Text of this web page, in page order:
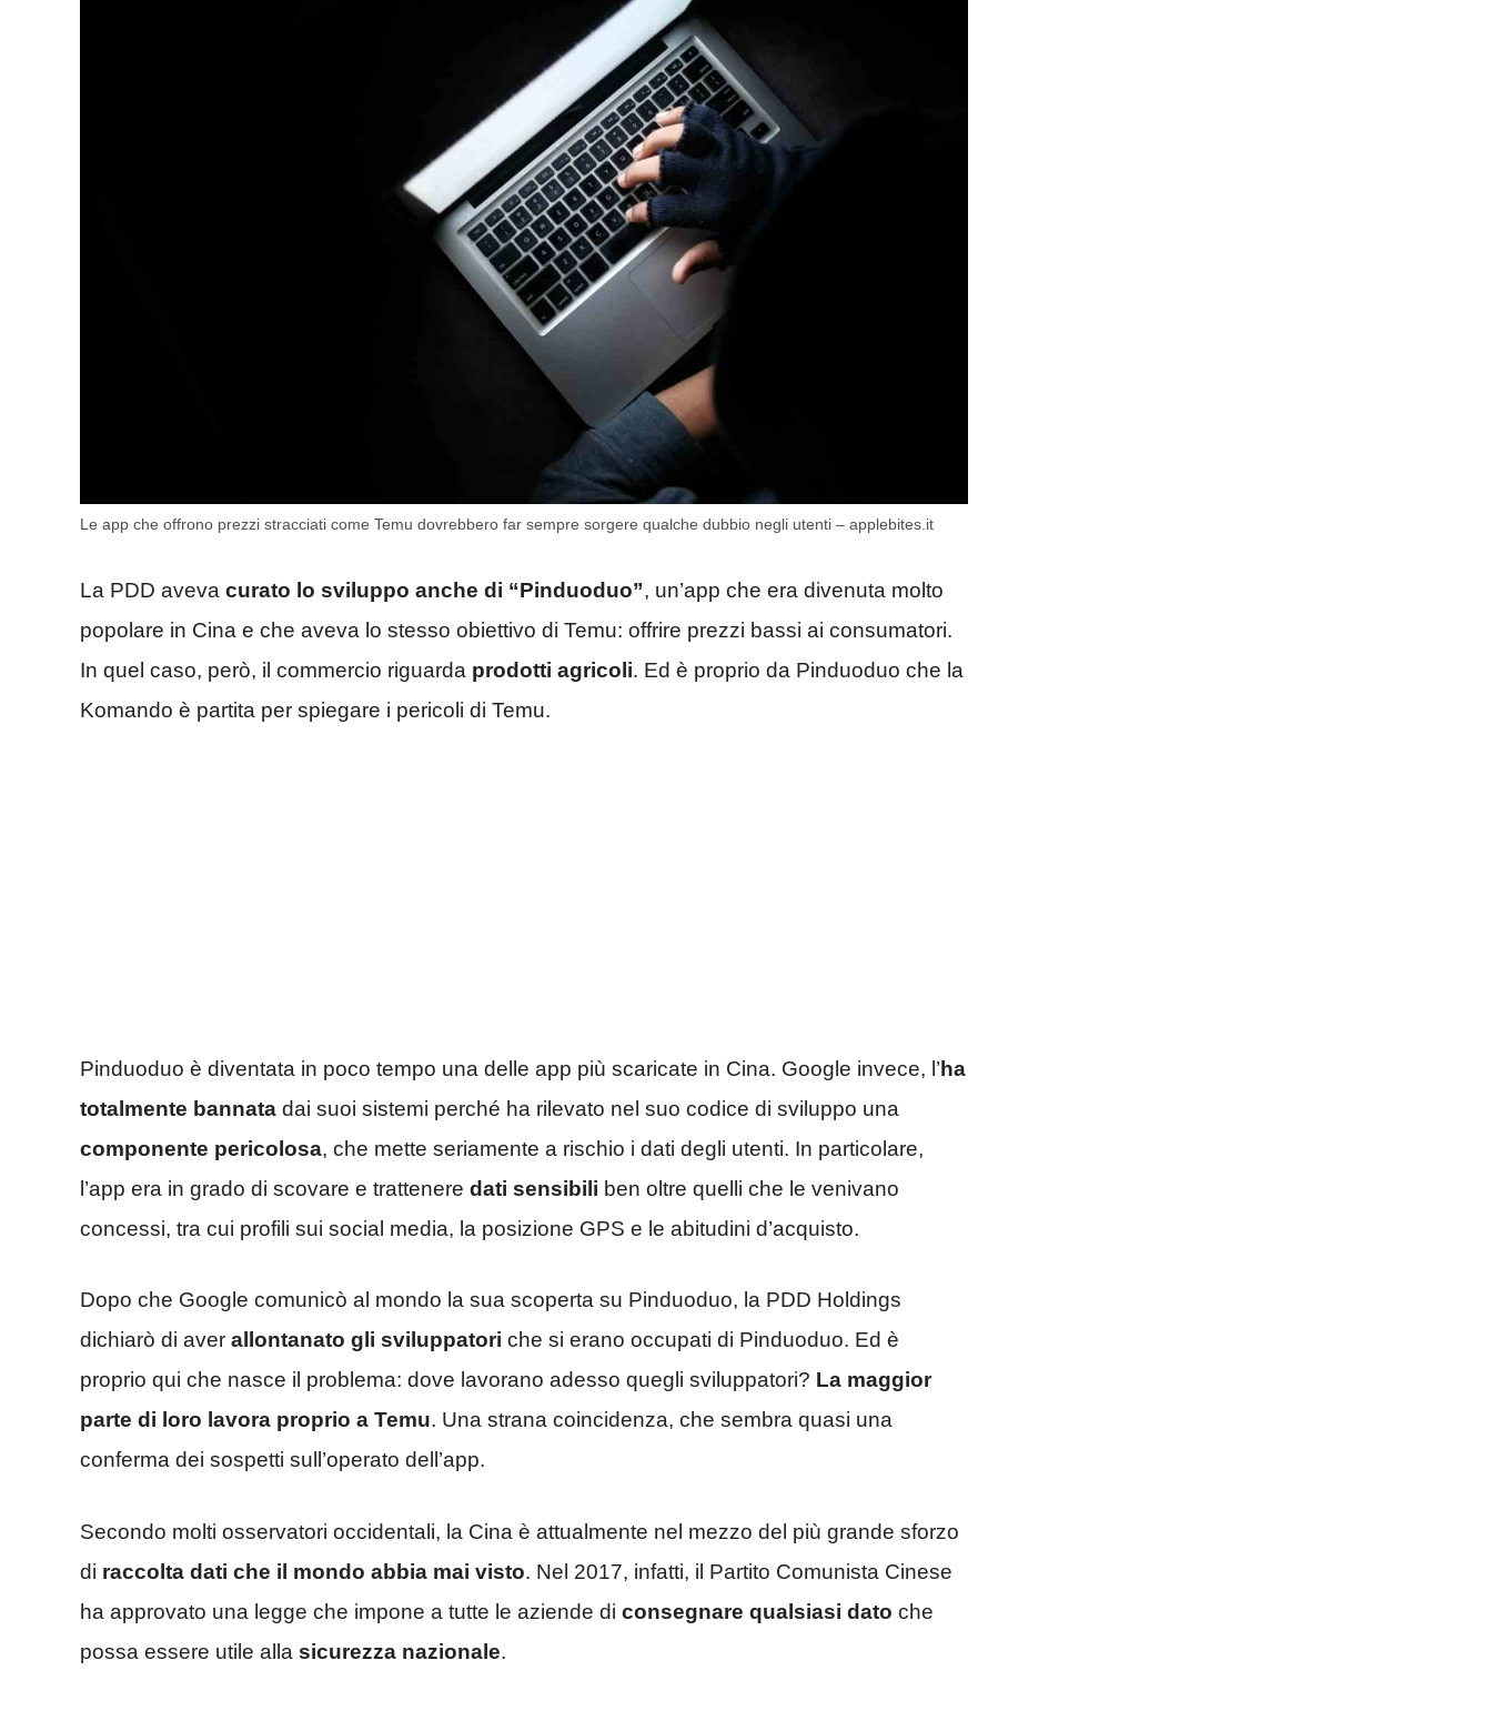
Le app che offrono prezzi stracciati come Temu dovrebbero far sempre sorgere qualche dubbio negli utenti – applebites.it
La PDD aveva curato lo sviluppo anche di “Pinduoduo”, un’app che era divenuta molto
popolare in Cina e che aveva lo stesso obiettivo di Temu: offrire prezzi bassi ai consumatori.
In quel caso, però, il commercio riguarda prodotti agricoli. Ed è proprio da Pinduoduo che la
Komando è partita per spiegare i pericoli di Temu.
Pinduoduo è diventata in poco tempo una delle app più scaricate in Cina. Google invece, l’ha
totalmente bannata dai suoi sistemi perché ha rilevato nel suo codice di sviluppo una
componente pericolosa, che mette seriamente a rischio i dati degli utenti. In particolare,
l’app era in grado di scovare e trattenere dati sensibili ben oltre quelli che le venivano
concessi, tra cui profili sui social media, la posizione GPS e le abitudini d’acquisto.
Dopo che Google comunicò al mondo la sua scoperta su Pinduoduo, la PDD Holdings
dichiarò di aver allontanato gli sviluppatori che si erano occupati di Pinduoduo. Ed è
proprio qui che nasce il problema: dove lavorano adesso quegli sviluppatori? La maggior
parte di loro lavora proprio a Temu. Una strana coincidenza, che sembra quasi una
conferma dei sospetti sull’operato dell’app.
Secondo molti osservatori occidentali, la Cina è attualmente nel mezzo del più grande sforzo
di raccolta dati che il mondo abbia mai visto. Nel 2017, infatti, il Partito Comunista Cinese
ha approvato una legge che impone a tutte le aziende di consegnare qualsiasi dato che
possa essere utile alla sicurezza nazionale.